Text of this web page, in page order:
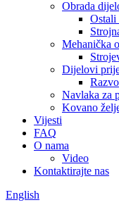
Obrada
Ostali
Mehanička
Dijelovi
Navlaka za
Kovano
Vijesti
FAQ
O nama
Video
Kontaktirajte nas
English